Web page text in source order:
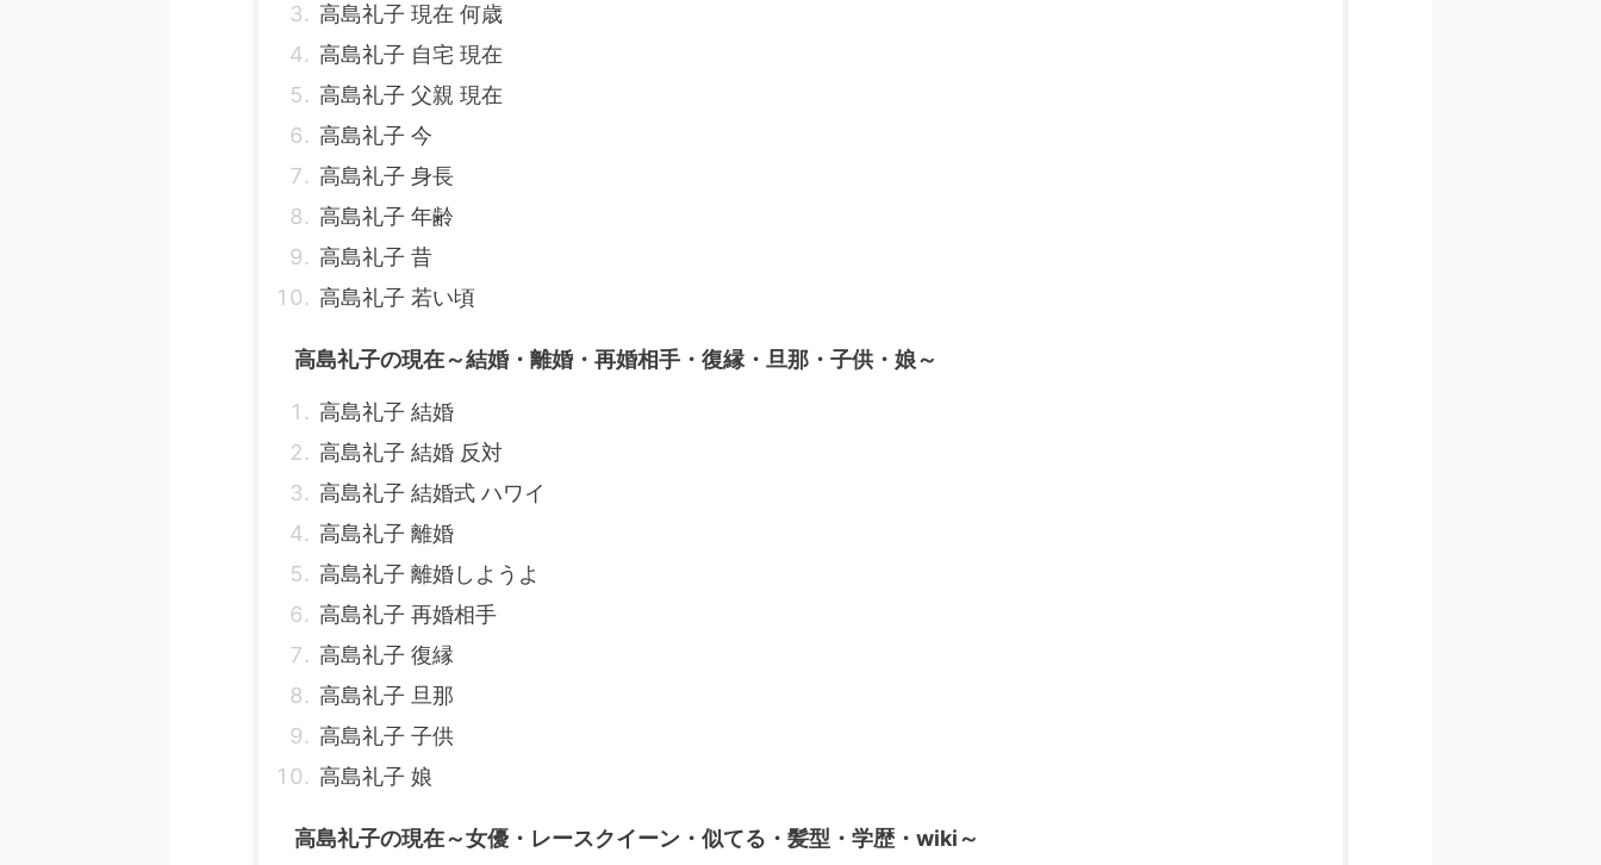
高島礼子 現在 何歳
高島礼子 自宅 現在
高島礼子 父親 現在
高島礼子 今
高島礼子 身長
高島礼子 年齢
高島礼子 昔
高島礼子 若い頃
高島礼子の現在～結婚・離婚・再婚相手・復縁・旦那・子供・娘～
高島礼子 結婚
高島礼子 結婚 反対
高島礼子 結婚式 ハワイ
高島礼子 離婚
高島礼子 離婚しようよ
高島礼子 再婚相手
高島礼子 復縁
高島礼子 旦那
高島礼子 子供
高島礼子 娘
高島礼子の現在～女優・レースクイーン・似てる・髪型・学歴・wiki～